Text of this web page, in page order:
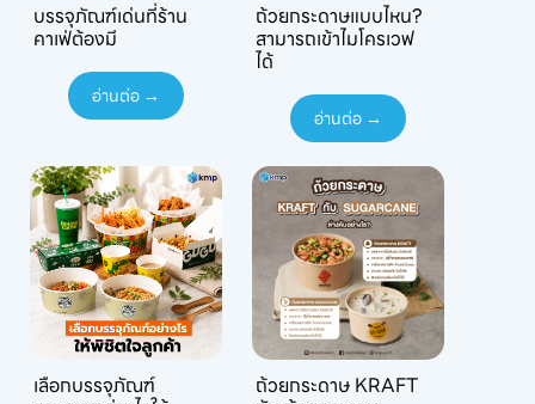
บรรจุภัณฑ์เด่นที่ร้าน
คาเฟ่ต้องมี
อ่านต่อ →
ถ้วยกระดาษแบบไหน?
สามารถเข้าไมโครเวฟ
ได้
อ่านต่อ →
เลือกบรรจุภัณฑ์ ถ้วยกระดาษ KRAFT